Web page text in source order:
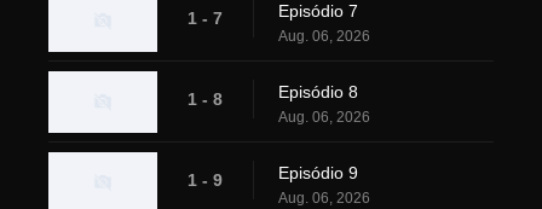
1 - 7 Episódio 7
Aug. 06, 2026
1 - 8 Episódio 8
Aug. 06, 2026
1 - 9 Episódio 9
Aug. 06, 2026